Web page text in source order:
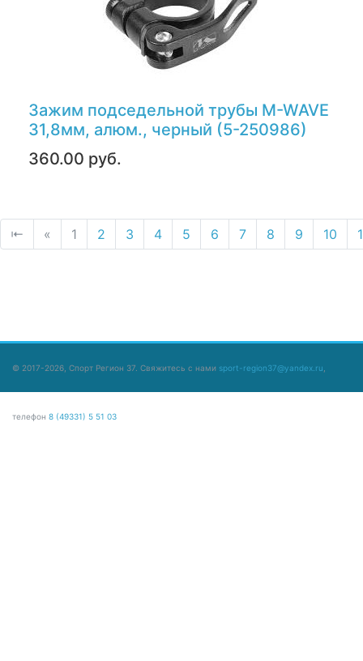
Зажим подседельной трубы M-WAVE
31,8мм, алюм., черный (5-250986)
360.00 руб.
⇤ « 1 2 3 4 5 6 7 8 9 10
© 2017-2026, Спорт Регион 37. Свяжитесь с нами sport-region37@yandex.ru
телефон 8 (49331) 5 51 03